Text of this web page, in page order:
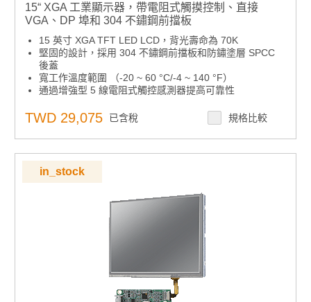
15“ XGA 工業顯示器，帶電阻式觸摸控制、直接
VGA、DP 埠和 304 不鏽鋼前擋板
15 英寸 XGA TFT LED LCD，背光壽命為 70K
堅固的設計，採用 304 不鏽鋼前擋板和防鏽塗層 SPCC
後蓋
寬工作溫度範圍 （-20 ~ 60 °C/-4 ~ 140 °F）
通過增強型 5 線電阻式觸控感測器提高可靠性
直接 VGA 和 DP 視頻輸入介面
OSD 控制板，後面板上具有可鎖定功能
支援面板、VESA、牆壁、桌面和支架安裝
TWD 29,075 已含稅 規格比較
in_stock